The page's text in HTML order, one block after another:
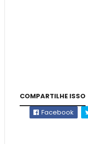
COMPARTILHE ISSO
Facebook